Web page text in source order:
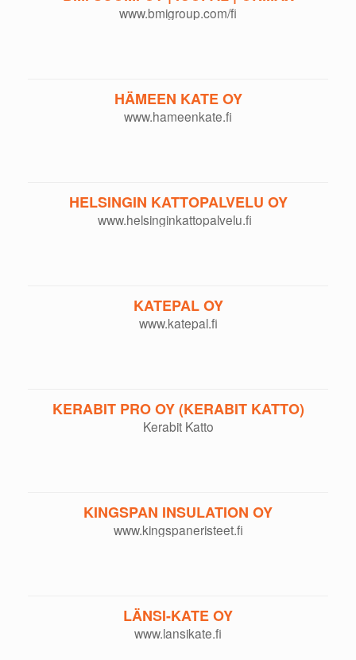
www.bmigroup.com/fi
HÄMEEN KATE OY
www.hameenkate.fi
HELSINGIN KATTOPALVELU OY
www.helsinginkattopalvelu.fi
KATEPAL OY
www.katepal.fi
KERABIT PRO OY (KERABIT KATTO)
Kerabit Katto
KINGSPAN INSULATION OY
www.kingspaneristeet.fi
LÄNSI-KATE OY
www.lansikate.fi